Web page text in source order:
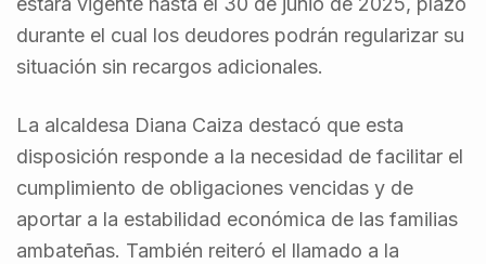
durante el cual los deudores podrán regularizar su
situación sin recargos adicionales.
La alcaldesa Diana Caiza destacó que esta
disposición responde a la necesidad de facilitar el
cumplimiento de obligaciones vencidas y de
aportar a la estabilidad económica de las familias
ambateñas. También reiteró el llamado a la